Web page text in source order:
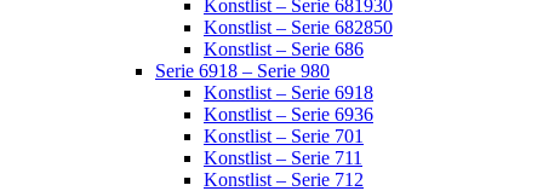
Konstlist – Serie 681930
Konstlist – Serie 682850
Konstlist – Serie 686
Serie 6918 – Serie 980
Konstlist – Serie 6918
Konstlist – Serie 6936
Konstlist – Serie 701
Konstlist – Serie 711
Konstlist – Serie 712